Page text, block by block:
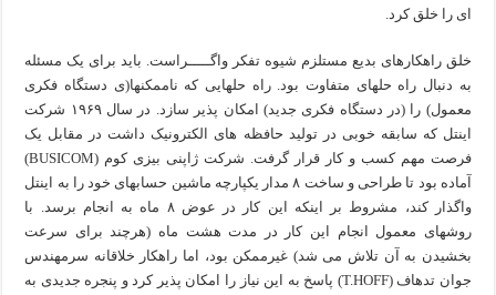
ای را خلق کرد.
خلق راهکارهای بدیع مستلزم شیوه تفکر واگـــــراست. باید برای یک مسئله
به دنبال راه حلهای متفاوت بود. راه حلهایی که ناممکنها(ی دستگاه فکری
معمول) را (در دستگاه فکری جدید) امکان پذیر سازد. در سال ۱۹۶۹ شرکت
اینتل که سابقه خوبی در تولید حافظه های الکترونیک داشت در مقابل یک
فرصت مهم کسب و کار قرار گرفت. شرکت ژاپنی بیزی کوم (BUSICOM)
آماده بود تا طراحی و ساخت ۸ مدار یکپارچه ماشین حسابهای خود را به اینتل
واگذار کند، مشروط بر اینکه این کار در عوض ۸ ماه به انجام برسد. با
روشهای معمول انجام این کار در مدت هشت ماه (هرچند برای سرعت
بخشیدن به آن تلاش می شد) غیرممکن بود، اما راهکار خلاقانه سرمهندس
جوان تدهاف (T.HOFF) پاسخ به این نیاز را امکان پذیر کرد و پنجره جدیدی به